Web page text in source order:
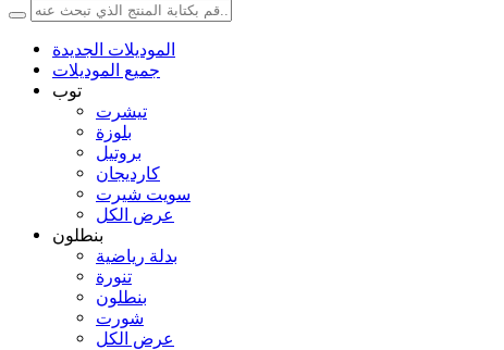
الموديلات الجديدة
جميع الموديلات
توب
تيشرت
بلوزة
بروتيل
كارديجان
سويت شيرت
عرض الكل
بنطلون
بدلة رياضية
تنورة
بنطلون
شورت
عرض الكل